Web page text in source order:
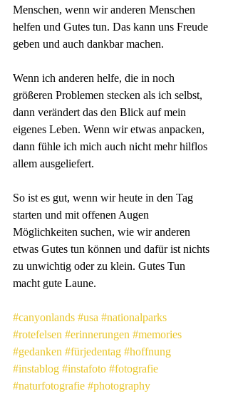
Menschen, wenn wir anderen Menschen
helfen und Gutes tun. Das kann uns Freude
geben und auch dankbar machen.
Wenn ich anderen helfe, die in noch
größeren Problemen stecken als ich selbst,
dann verändert das den Blick auf mein
eigenes Leben. Wenn wir etwas anpacken,
dann fühle ich mich auch nicht mehr hilflos
allem ausgeliefert.
So ist es gut, wenn wir heute in den Tag
starten und mit offenen Augen
Möglichkeiten suchen, wie wir anderen
etwas Gutes tun können und dafür ist nichts
zu unwichtig oder zu klein. Gutes Tun
macht gute Laune.
#canyonlands #usa #nationalparks
#rotefelsen #erinnerungen #memories
#gedanken #fürjedentag #hoffnung
#instablog #instafoto #fotografie
#naturfotografie #photography